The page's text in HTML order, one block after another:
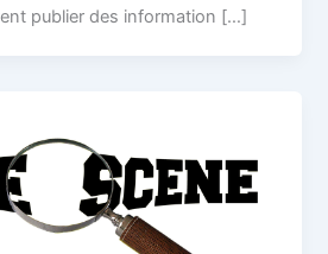
publier des information […]